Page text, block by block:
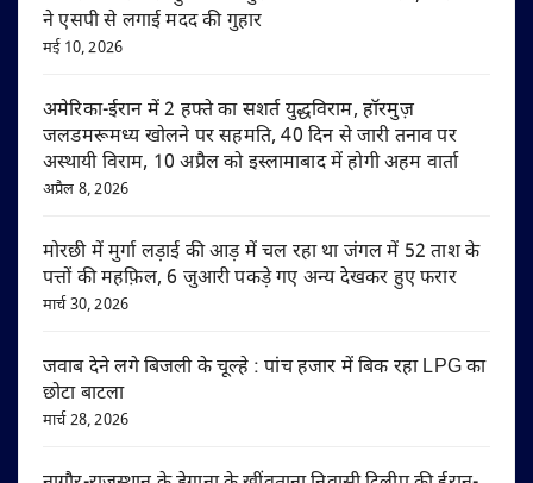
ने एसपी से लगाई मदद की गुहार
मई 10, 2026
अमेरिका-ईरान में 2 हफ्ते का सशर्त युद्धविराम, हॉरमुज़
जलडमरूमध्य खोलने पर सहमति, 40 दिन से जारी तनाव पर
अस्थायी विराम, 10 अप्रैल को इस्लामाबाद में होगी अहम वार्ता
अप्रैल 8, 2026
मोरछी में मुर्गा लड़ाई की आड़ में चल रहा था जंगल में 52 ताश के
पत्तों की महफ़िल, 6 जुआरी पकड़े गए अन्य देखकर हुए फरार
मार्च 30, 2026
जवाब देने लगे बिजली के चूल्हे : पांच हजार में बिक रहा LPG का
छोटा बाटला
मार्च 28, 2026